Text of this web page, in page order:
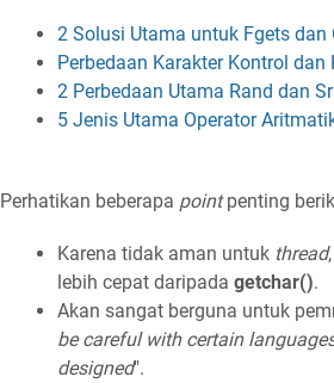
2 Solusi Utama untuk Fgets
Perbedaan Karakter Kontrol
2 Perbedaan Utama Rand dan
5 Jenis Utama Operator
Perhatikan beberapa pointpenting
Karena tidak aman untuk thread
lebih cepat daripada getchar().
Akan sangat berguna untuk
be careful with certain
designed".